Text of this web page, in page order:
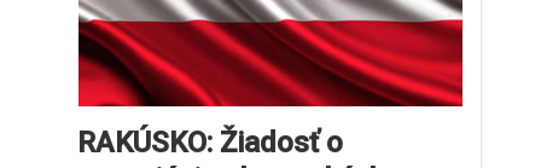
RAKÚSKO: Žiadosť o